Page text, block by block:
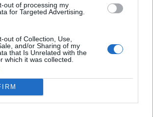
out of processing my
for Targeted Advertising.
out of Collection, Use,
and/or Sharing of my
that Is Unrelated with the
which it was collected.
i l'usuari que ha fet la consulta poden